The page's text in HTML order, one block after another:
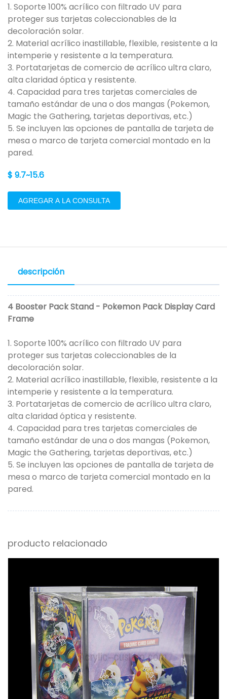
1. Soporte 100% acrílico con filtrado UV para
proteger sus tarjetas coleccionables de la
decoloración solar.
2. Material acrílico inastillable, flexible, resistente a la
intemperie y resistente a la temperatura.
3. Portatarjetas de comercio de acrílico ultra claro,
alta claridad óptica y resistente.
4. Capacidad para tres tarjetas comerciales de
tamaño estándar de una o dos mangas (Pokemon,
Magic the Gathering, tarjetas deportivas, etc.)
5. Se incluyen las opciones de pantalla de tarjeta de
mesa o marco de tarjeta comercial montado en la
pared.
$ 9.7~15.6
AGREGAR A LA CONSULTA
descripción
4 Booster Pack Stand - Pokemon Pack Display Card
Frame
1. Soporte 100% acrílico con filtrado UV para
proteger sus tarjetas coleccionables de la
decoloración solar.
2. Material acrílico inastillable, flexible, resistente a la
intemperie y resistente a la temperatura.
3. Portatarjetas de comercio de acrílico ultra claro,
alta claridad óptica y resistente.
4. Capacidad para tres tarjetas comerciales de
tamaño estándar de una o dos mangas (Pokemon,
Magic the Gathering, tarjetas deportivas, etc.)
5. Se incluyen las opciones de pantalla de tarjeta de
mesa o marco de tarjeta comercial montado en la
pared.
producto relacionado